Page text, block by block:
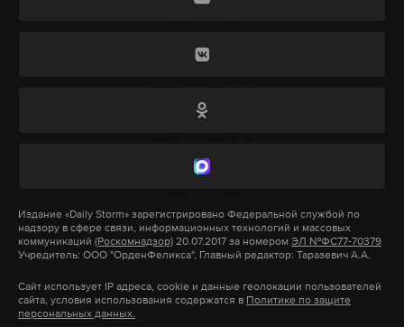
кадыров
Краснодара Станислава Ржицкого с
был задержан Денисенко.
По данным МВД, Денисенко поймали на съемной
глушителем, из которого, предположительно, и
был застрелен Ржицкий. На допросе он сознался,
что его завербовали на Украине.
Первомайский районный суд Краснодара 13 июля
Издание «Daily Storm» зарегистрировано Федеральной службой по
надзору в сфере связи, информационных технологий и массовых
коммуникаций (Роскомнадзор) 20.07.2017 за номером ЭЛ №ФС77-70379
Учредитель: ООО "ОрденФеликса", Главный редактор: Таразевич А.А.
Сайт использует IP адреса, cookie и данные геолокации пользователей
сайта, условия использования содержатся в Политике по защите
персональных данных.